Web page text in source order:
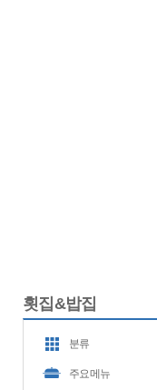
횟집&밥집
분류
주요메뉴